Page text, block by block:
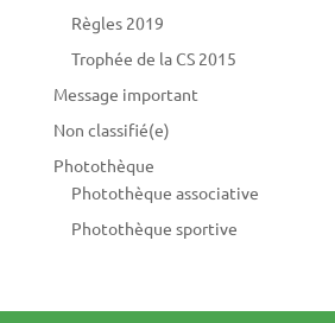
Règles 2019
Trophée de la CS 2015
Message important
Non classifié(e)
Photothèque
Photothèque associative
Photothèque sportive